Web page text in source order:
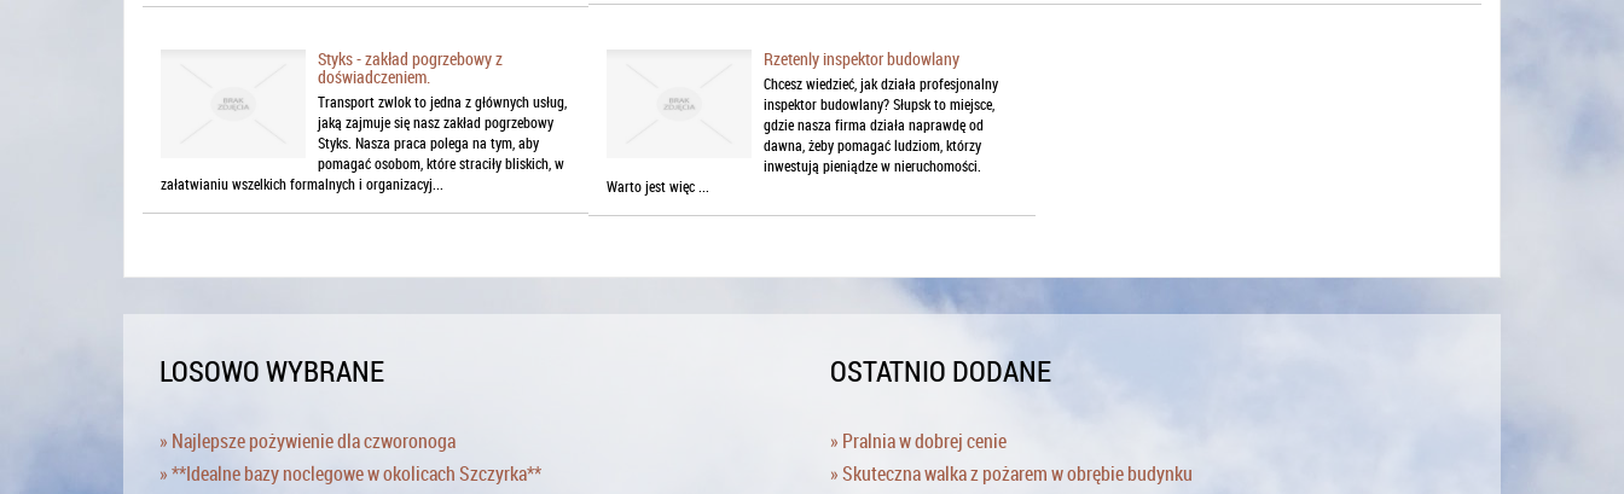
Styks - zakład pogrzebowy z
doświadczeniem.
Transport zwlok to jedna z głównych usług,
jaką zajmuje się nasz zakład pogrzebowy
Styks. Nasza praca polega na tym, aby
pomagać osobom, które straciły bliskich, w
załatwianiu wszelkich formalnych i organizacyj...
Rzetenly inspektor budowlany
Chcesz wiedzieć, jak działa profesjonalny
inspektor budowlany? Słupsk to miejsce,
gdzie nasza firma działa naprawdę od
dawna, żeby pomagać ludziom, którzy
inwestują pieniądze w nieruchomości.
Warto jest więc ...
LOSOWO WYBRANE
» Najlepsze pożywienie dla czworonoga
» **Idealne bazy noclegowe w okolicach Szczyrka**
OSTATNIO DODANE
» Pralnia w dobrej cenie
» Skuteczna walka z pożarem w obrębie budynku